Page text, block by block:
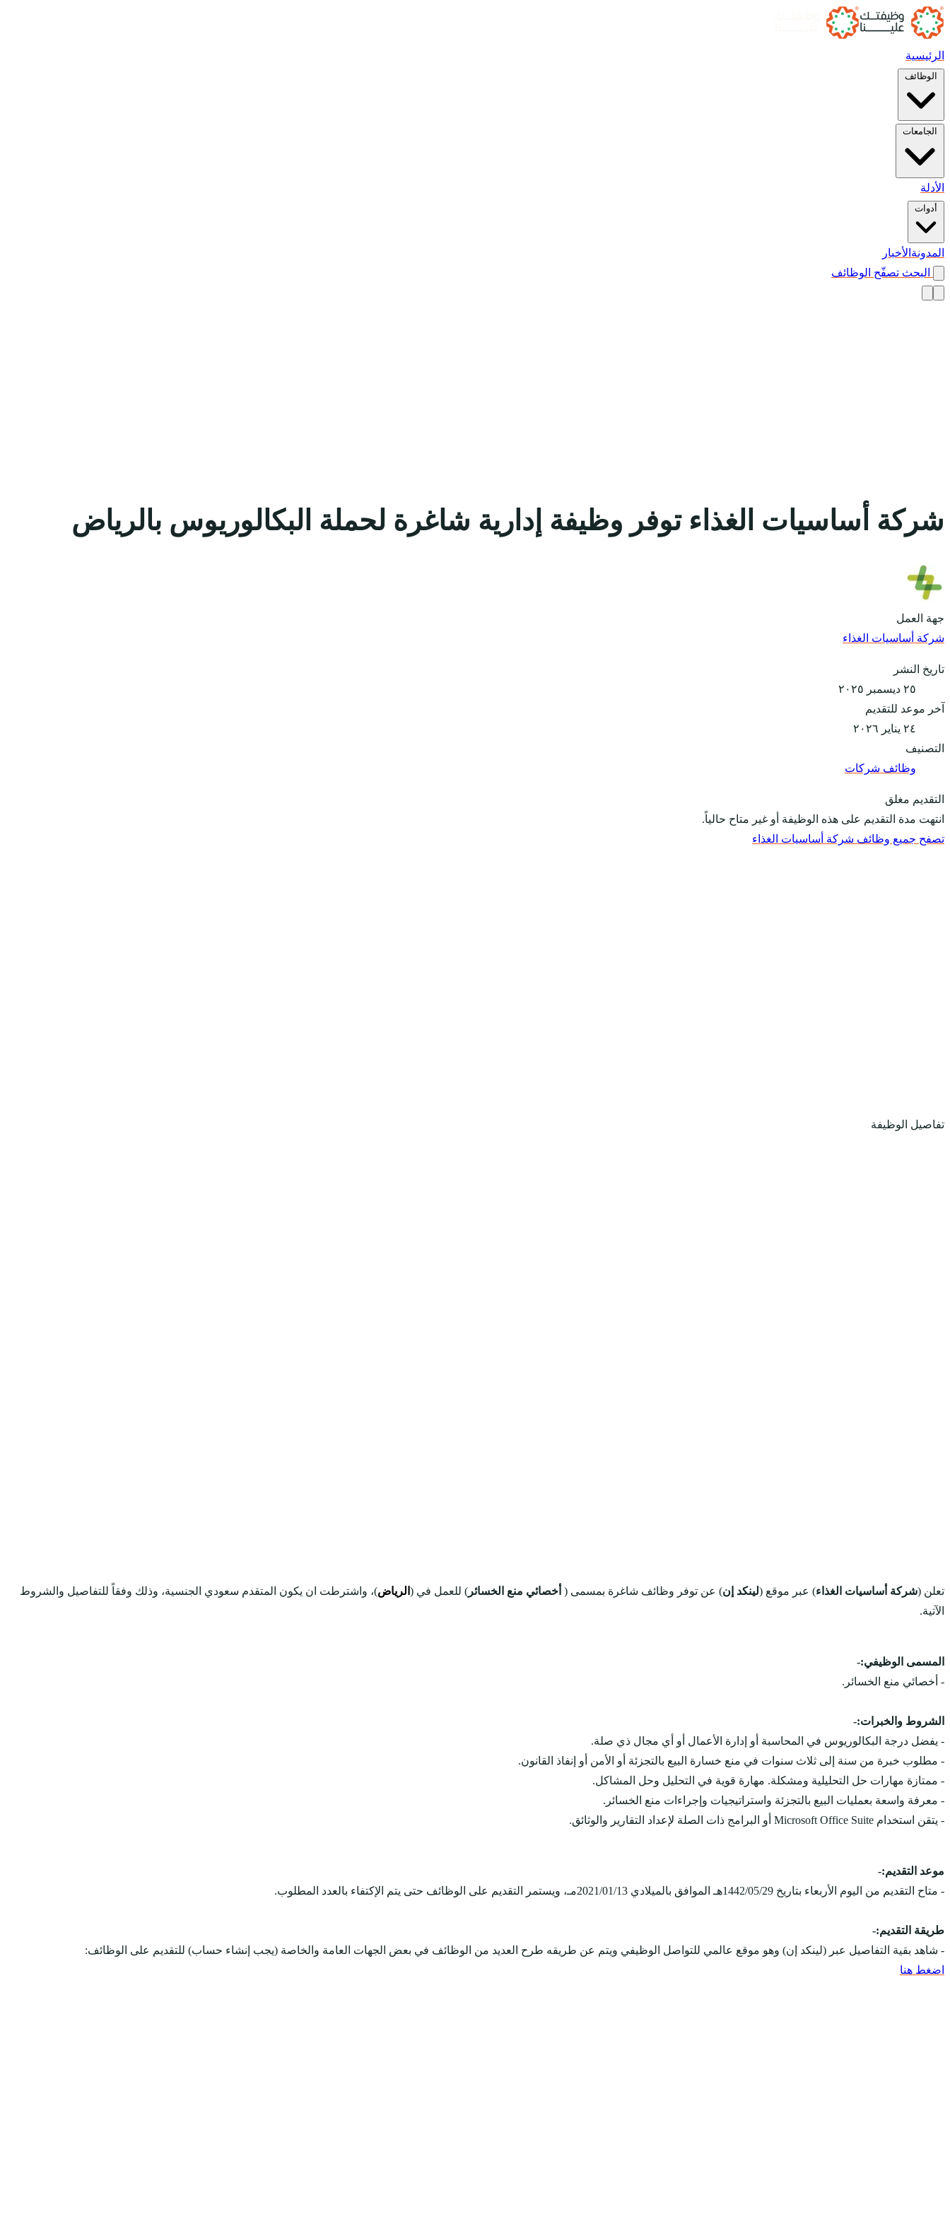
الرئيسية
الوظائف
الجامعات
الأدلة
أدوات
المدونة الأخبار
البحث تصفّح الوظائف
شركة أساسيات الغذاء توفر وظيفة إدارية شاغرة لحملة البكالوريوس بالرياض
جهة العمل
شركة أساسيات الغذاء
تاريخ النشر
٢٥ ديسمبر ٢٠٢٥
آخر موعد للتقديم
٢٤ يناير ٢٠٢٦
التصنيف
وظائف شركات
التقديم مغلق
انتهت مدة التقديم على هذه الوظيفة أو غير متاح حالياً.
تصفح جميع وظائف شركة أساسيات الغذاء
تفاصيل الوظيفة
تعلن (شركة أساسيات الغذاء) عبر موقع (لينكد إن) عن توفر وظائف شاغرة بمسمى ( أخصائي منع الخسائر ) للعمل في ( الرياض)، واشترطت ان يكون المتقدم سعودي الجنسية، وذلك وفقاً للتفاصيل والشروط
الآتية.
المسمى الوظيفي:-
- أخصائي منع الخسائر.
الشروط والخبرات:-
- يفضل درجة البكالوريوس في المحاسبة أو إدارة الأعمال أو أي مجال ذي صلة.
- مطلوب خبرة من سنة إلى ثلاث سنوات في منع خسارة البيع بالتجزئة أو الأمن أو إنفاذ القانون.
- ممتازة مهارات حل التحليلية ومشكلة. مهارة قوية في التحليل وحل المشاكل.
- معرفة واسعة بعمليات البيع بالتجزئة واستراتيجيات وإجراءات منع الخسائر.
- يتقن استخدام Microsoft Office Suite أو البرامج ذات الصلة لإعداد التقارير والوثائق.
موعد التقديم:-
- متاح التقديم من اليوم الأربعاء بتاريخ 1442/05/29هـ الموافق بالميلادي 2021/01/13مـ، ويستمر التقديم على الوظائف حتى يتم الإكتفاء بالعدد المطلوب.
طريقة التقديم:-
- شاهد بقية التفاصيل عبر (لينكد إن) وهو موقع عالمي للتواصل الوظيفي ويتم عن طريقه طرح العديد من الوظائف في بعض الجهات العامة والخاصة (يجب إنشاء حساب) للتقديم على الوظائف:
اضغط هنا